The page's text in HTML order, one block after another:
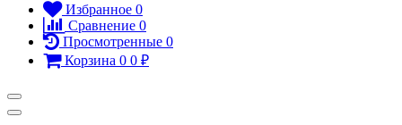
Избранное 0
Сравнение 0
Просмотренные 0
Корзина 0 0 ₽